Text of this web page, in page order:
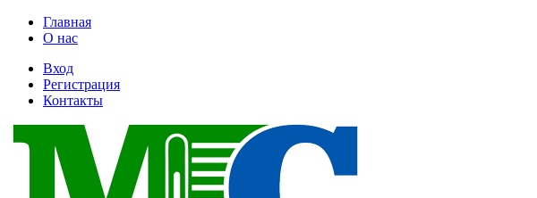
Главная
О нас
Вход
Регистрация
Контакты